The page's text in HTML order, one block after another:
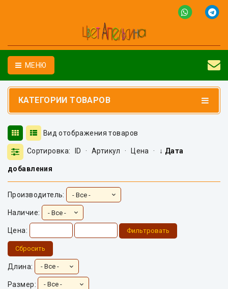
МЕНЮ
КАТЕГОРИИ ТОВАРОВ
Вид отображения товаров
Сортировка: ID · Артикул · Цена · ↓ Дата
добавления
Производитель:
Наличие:
Цена: Фильтровать
Сбросить
Длина:
Размер: